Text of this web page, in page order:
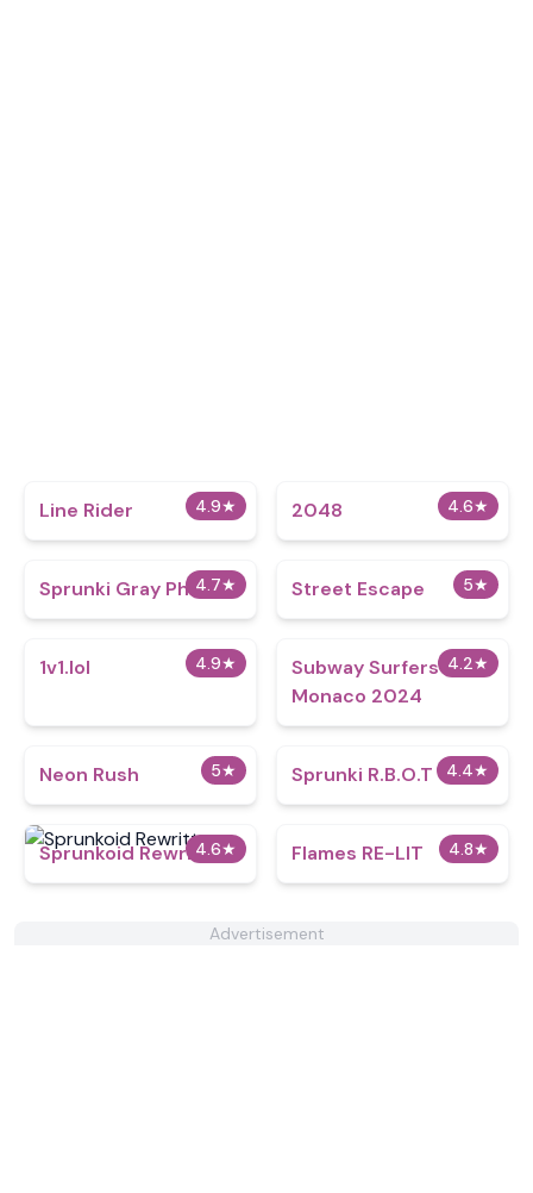
4.9★
Line Rider 4.6★
2048
4.7★
Sprunki Gray Phase 2 5★
Street Escape
4.9★
1v1.lol 4.2★
Subway Surfers
Monaco 2024
5★
Neon Rush 4.4★
Sprunki R.B.O.T
4.6★
Sprunkoid Rewritten 4.8★
Flames RE-LIT
Advertisement